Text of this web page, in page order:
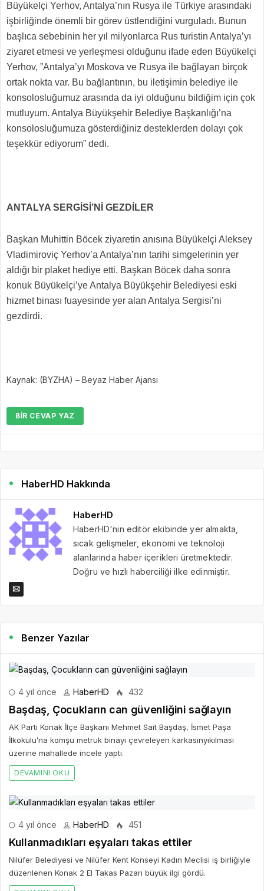
Büyükelçi Yerhov, Antalya’nın Rusya ile Türkiye arasındaki
işbirliğinde önemli bir görev üstlendiğini vurguladı. Bunun
başlıca sebebinin her yıl milyonlarca Rus turistin Antalya’yı
ziyaret etmesi ve yerleşmesi olduğunu ifade eden Büyükelçi
Yerhov, ”Antalya’yı Moskova ve Rusya ile bağlayan birçok
ortak nokta var. Bu bağlantının, bu iletişimin belediye ile
konsolosluğumuz arasında da iyi olduğunu bildiğim için çok
mutluyum. Antalya Büyükşehir Belediye Başkanlığı’na
konsolosluğumuza gösterdiğiniz desteklerden dolayı çok
teşekkür ediyorum” dedi.
ANTALYA SERGİSİ’Nİ GEZDİLER
Başkan Muhittin Böcek ziyaretin anısına Büyükelçi Aleksey
Vladimiroviç Yerhov’a Antalya’nın tarihi simgelerinin yer
aldığı bir plaket hediye etti. Başkan Böcek daha sonra
konuk Büyükelçi’ye Antalya Büyükşehir Belediyesi eski
hizmet binası fuayesinde yer alan Antalya Sergisi’ni
gezdirdi.
Kaynak: (BYZHA) – Beyaz Haber Ajansı
BIR CEVAP YAZ
HaberHD Hakkında
HaberHD
HaberHD'nin editör ekibinde yer almakta,
sıcak gelişmeler, ekonomi ve teknoloji
alanlarında haber içerikleri üretmektedir.
Doğru ve hızlı haberciliği ilke edinmiştir.
Benzer Yazılar
4 yıl önce HaberHD 432
Başdaş, Çocukların can güvenliğini sağlayın
AK Parti Konak İlçe Başkanı Mehmet Sait Başdaş, İsmet Paşa
İlkokulu’na komşu metruk binayı çevreleyen karkasınyıkılması
üzerine mahallede incele yaptı.
DEVAMINI OKU
4 yıl önce HaberHD 451
Kullanmadıkları eşyaları takas ettiler
Nilüfer Belediyesi ve Nilüfer Kent Konseyi Kadın Meclisi iş birliğiyle
düzenlenen Konak 2 El Takas Pazarı büyük ilgi gördü.